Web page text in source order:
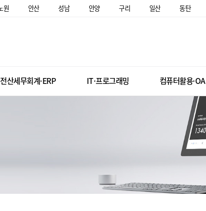
원 안산 성남 안양 구리 일산 동탄
전산세무회계·ERP IT·프로그래밍 컴퓨터활용·OA